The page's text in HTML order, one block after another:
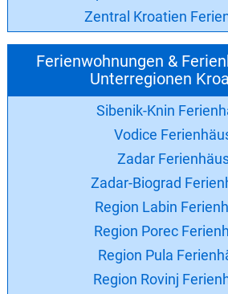
Zentral Kroatien
Ferienwohnungen &
Unterregionen
Sibenik-Knin
Vodice
Zadar
Zadar-Biograd
Region Labin
Region Porec
Region Pula
Region Rovinj